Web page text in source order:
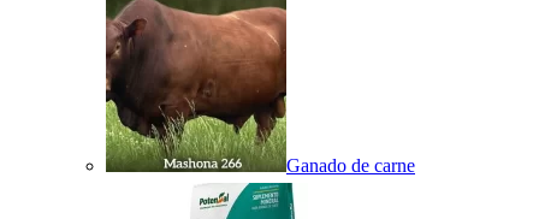
Ganado de carne